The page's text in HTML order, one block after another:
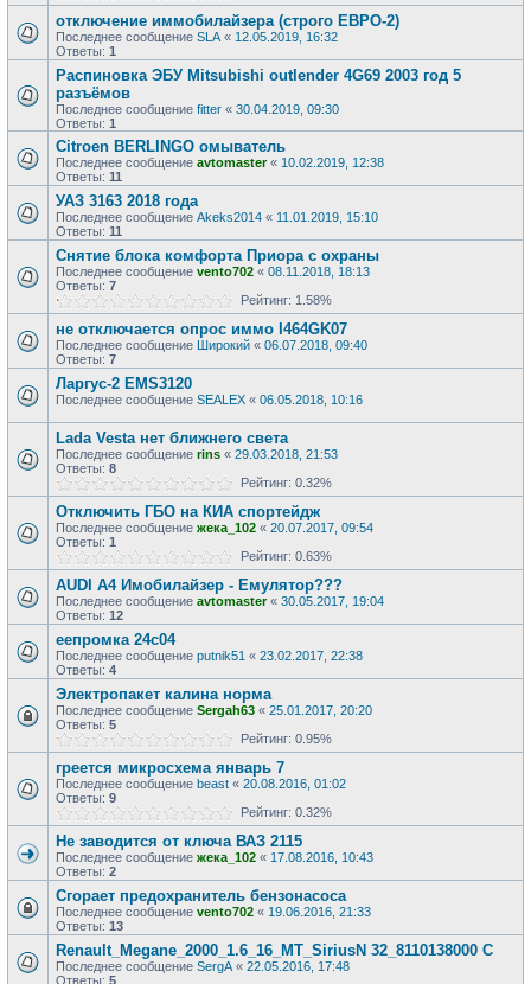
отключение иммобилайзера (строго ЕВРО-2)
Последнее сообщение SLA « 12.05.2019, 16:32
Ответы: 1
Распиновка ЭБУ Mitsubishi outlender 4G69 2003 год 5
разъёмов
Последнее сообщение fitter « 30.04.2019, 09:30
Ответы: 1
Citroen BERLINGO омыватель
Последнее сообщение avtomaster« 10.02.2019, 12:38
Ответы: 11
УАЗ 3163 2018 года
Последнее сообщение Akeks2014 « 11.01.2019, 15:10
Ответы: 11
Снятие блока комфорта Приора с охраны
Последнее сообщение vento702 « 08.11.2018, 18:13
Ответы: 7
Рейтинг: 1.58%
не отключается опрос иммо I464GK07
Последнее сообщение Широкий « 06.07.2018, 09:40
Ответы: 7
Ларгус-2 EMS3120
Последнее сообщение SEALEX « 06.05.2018, 10:16
Lada Vesta нет ближнего света
Последнее сообщение rins « 29.03.2018, 21:53
Ответы: 8
Рейтинг: 0.32%
Отключить ГБО на КИА спортейдж
Последнее сообщение жека_102 « 20.07.2017, 09:54
Ответы: 1
Рейтинг: 0.63%
AUDI A4 Имобилайзер - Емулятор???
Последнее сообщение avtomaster« 30.05.2017, 19:04
Ответы: 12
еепромка 24с04
Последнее сообщение putnik51 « 23.02.2017, 22:38
Ответы: 4
Электропакет калина норма
Последнее сообщение Sergah63 « 25.01.2017, 20:20
Ответы: 5
Рейтинг: 0.95%
греется микросхема январь 7
Последнее сообщение beast « 20.08.2016, 01:02
Ответы: 9
Рейтинг: 0.32%
Не заводится от ключа ВАЗ 2115
Последнее сообщение жека_102 « 17.08.2016, 10:43
Ответы: 2
Сгорает предохранитель бензонасоса
Последнее сообщение vento702 « 19.06.2016, 21:33
Ответы: 13
Renault_Megane_2000_1.6_16_MT_SiriusN 32_8110138000 C
Последнее сообщение SergA « 22.05.2016, 17:48
Ответы: 5